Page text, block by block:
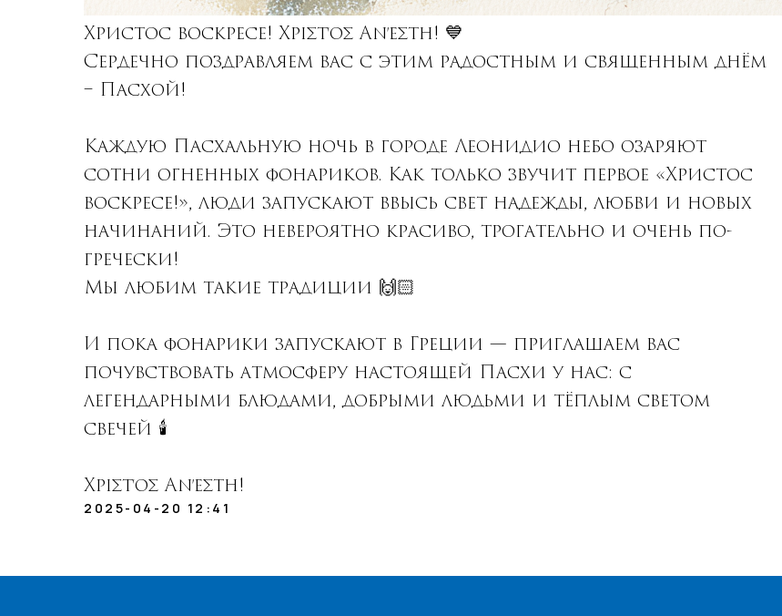
Христос воскресе! Χριστός Ανέστη! 💙
Сердечно поздравляем вас с этим радостным и священным днём
– Пасхой!
Каждую Пасхальную ночь в городе Леонидио небо озаряют
сотни огненных фонариков. Как только звучит первое «Христос
воскресе!», люди запускают ввысь свет надежды, любви и новых
начинаний. Это невероятно красиво, трогательно и очень по-
гречески!
Мы любим такие традиции 🙌🏻
И пока фонарики запускают в Греции — приглашаем вас
почувствовать атмосферу настоящей Пасхи у нас: с
легендарными блюдами, добрыми людьми и тёплым светом
свечей 🕯️
Χριστός Ανέστη!
2025-04-20 12:41